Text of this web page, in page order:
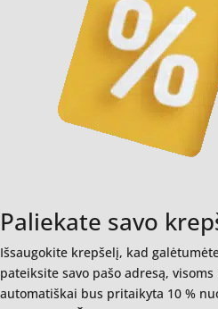
Paliekate savo
Išsaugokite krepšelį, kad
pateiksite savo pašo adresą,
automatiškai bus pritaikyta 10 %